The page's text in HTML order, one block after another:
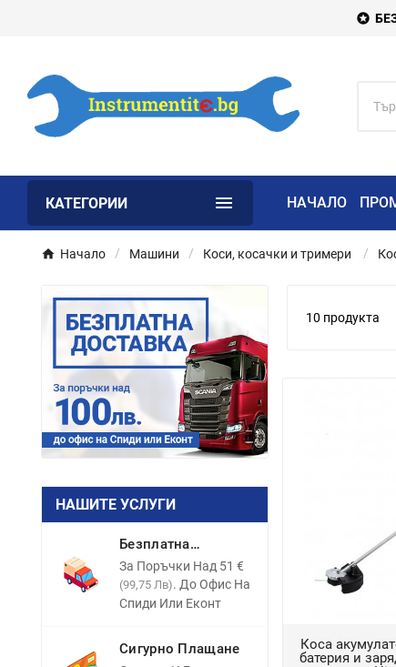

КАТЕГОРИИ  НАЧАЛО
Начало Машини Коси, косачки и тримери
НАШИТЕ УСЛУГИ
Безплатна
Доставка
За Поръчки Над 51 €
(99,75 Лв). До Офис На
Спиди Или Еконт
Сигурно Плащане
10 продукта
Коса
батерия и